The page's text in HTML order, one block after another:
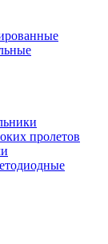
пролетов